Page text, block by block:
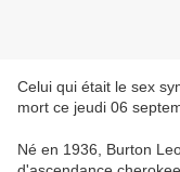
Celui qui était le sex
mort ce jeudi 06
Né en 1936, Burton